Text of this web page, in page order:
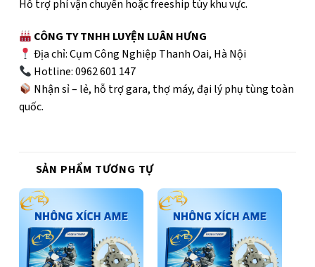
Hỗ trợ phí vận chuyển hoặc freeship tùy khu vực.
CÔNG TY TNHH LUYỆN LUÂN HƯNG
Địa chỉ: Cụm Công Nghiệp Thanh Oai, Hà Nội
Hotline: 0962 601 147
Nhận sỉ – lẻ, hỗ trợ gara, thợ máy, đại lý phụ tùng toàn
quốc.
SẢN PHẨM TƯƠNG TỰ